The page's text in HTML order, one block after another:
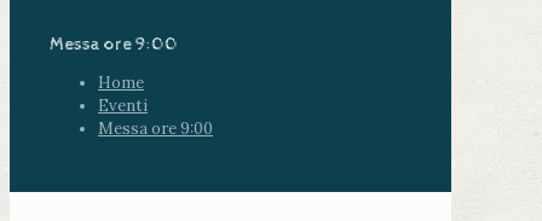
Messa ore 9:00
Home
Eventi
Messa ore 9:00